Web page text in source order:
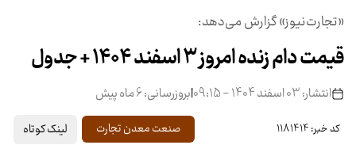
«تجارت‌نیوز» گزارش می‌دهد:
قیمت دام زنده امروز 3 اسفند 1404 + جدول
انتشار: 03 اسفند 1404 - 09:15 |بروزرسانی: 6 ماه پیش
کد خبر: 1181414 صنعت معدن تجارت لینک کوتاه